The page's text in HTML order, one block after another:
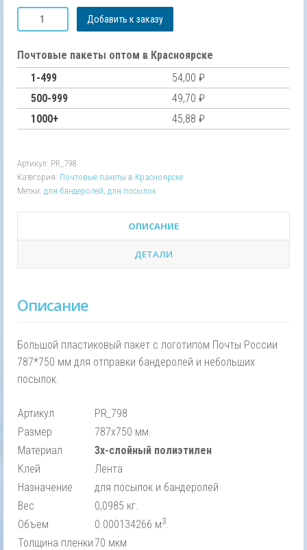
Количество
товара
полиэтиленовый
пакет
Почты
России
787х750
Добавить к заказу
Почтовые пакеты оптом в Красноярске
1-499
54,00 ₽
500-999
49,70 ₽
1000+
45,88 ₽
Артикул: PR_798
Категория: Почтовые пакеты в Красноярске
Метки: для бандеролей, для посылок
ОПИСАНИЕ
ДЕТАЛИ
Описание
Большой пластиковый пакет с логотипом Почты России
787*750 мм для отправки бандеролей и небольших
посылок.
Артикул
PR_798
Размер
787х750 мм.
Материал
3х-слойный полиэтилен
Клей
Лента
Назначение
для посылок и бандеролей
Вес
0,0985 кг.
Объем
0.000134266 м3.
Толщина пленки70 мкм